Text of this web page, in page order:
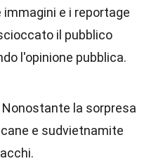
immagini e i reportage
il pubblico
l'opinione pubblica.
Nonostante la sorpresa
e sudvietnamite